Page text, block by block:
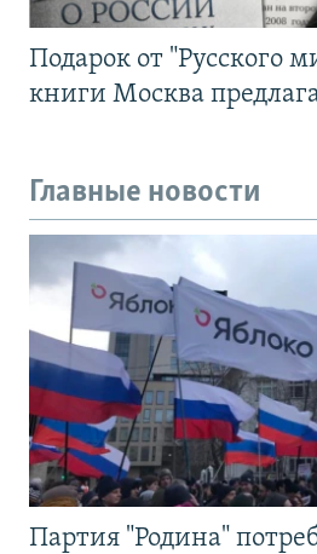
Подарок от "Русского
книги Москва
Главные новости
Партия "Родина"